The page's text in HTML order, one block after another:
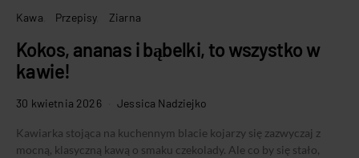
Kawa Przepisy Ziarna
Kokos, ananas i bąbelki, to wszystko w
kawie!
30 kwietnia 2026 Jessica Nadziejko
Kawiarka stojąca na kuchennym blacie kojarzy się zazwyczaj z
mocną, klasyczną kawą o smaku czekolady. Ale co by się stało,